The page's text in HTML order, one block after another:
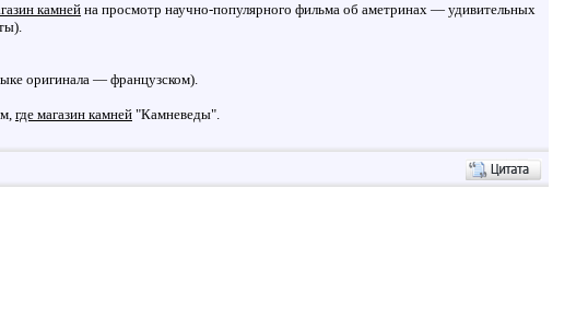
камнейна просмотр научно-популярного фильма об аметринах — удивительных
оригинала — французском).
где магазин камней "Камневеды".